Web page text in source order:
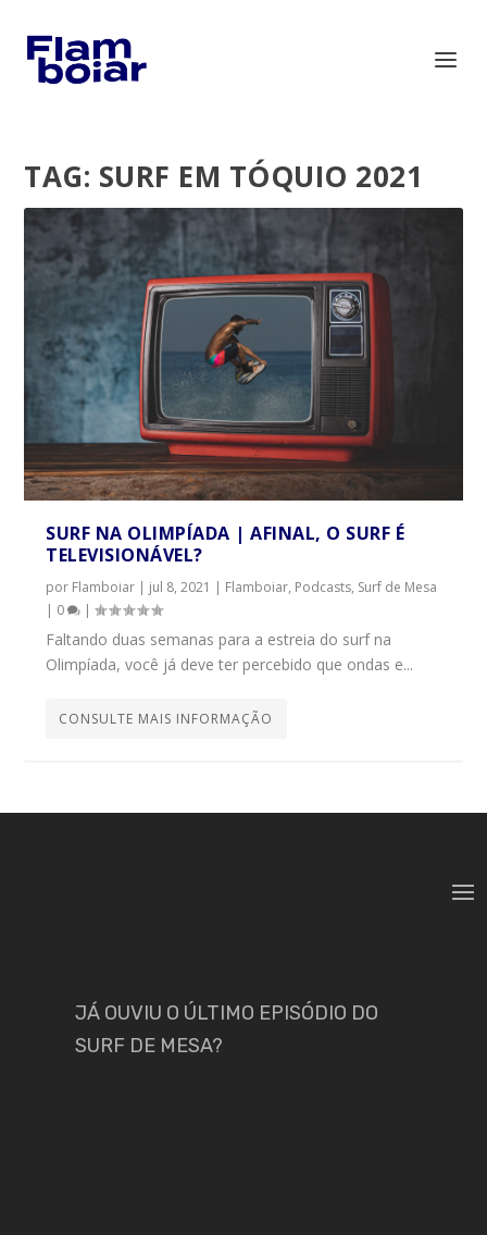
TAG: SURF EM TÓQUIO 2021
SURF NA OLIMPÍADA | AFINAL, O SURF É
TELEVISIONÁVEL?
por Flamboiar | jul 8, 2021 | Flamboiar, Podcasts, Surf de Mesa
| 0 |
Faltando duas semanas para a estreia do surf na
Olimpíada, você já deve ter percebido que ondas e...
CONSULTE MAIS INFORMAÇÃO
JÁ OUVIU O ÚLTIMO EPISÓDIO DO
SURF DE MESA?